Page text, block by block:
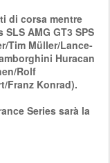
di corsa mentre
AMG GT3 SPS
Tim Müller/Lance-
Huracan
Rolf
Franz Konrad).
Series sarà la